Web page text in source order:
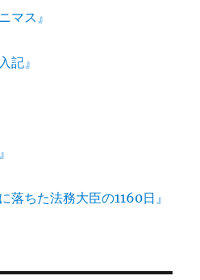
マス』
記』
落ちた法務大臣の1160日』